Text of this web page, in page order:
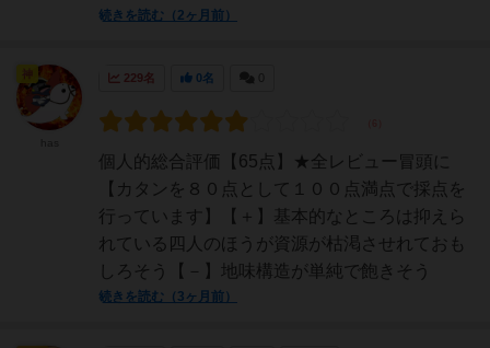
続きを読む（2ヶ月前）
229名 0名
個人的総合評価【65点】★全レビュー冒頭に
【カタンを８０点として１００点満点で採点を
行っています】【＋】基本的なところは抑えら
れている四人のほうが資源が枯渇させれておも
しろそう【－】地味構造が単純で飽きそう
続きを読む（3ヶ月前）
神